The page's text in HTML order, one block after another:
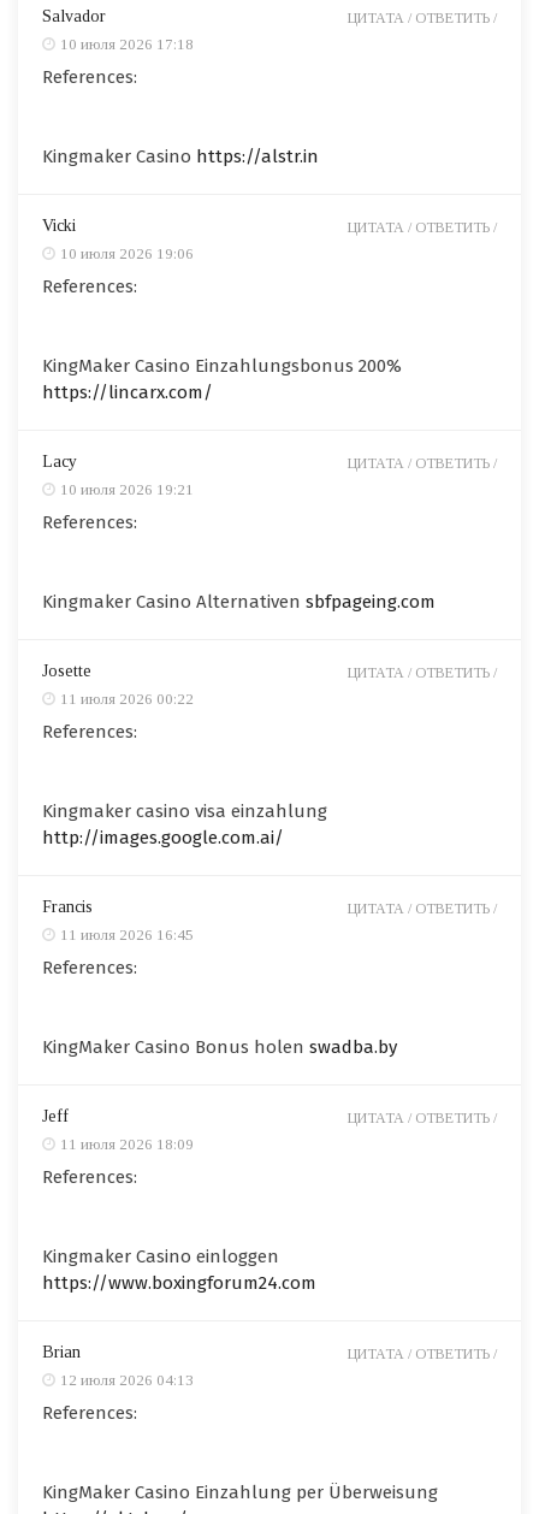
Salvador
10 июля 2026 17:18
References:
Kingmaker Casino https://alstr.in
ЦИТАТА / ОТВЕТИТЬ /
Vicki
10 июля 2026 19:06
References:
KingMaker Casino Einzahlungsbonus 200%
https://lincarx.com/
ЦИТАТА / ОТВЕТИТЬ /
Lacy
10 июля 2026 19:21
References:
Kingmaker Casino Alternativen sbfpageing.com
ЦИТАТА / ОТВЕТИТЬ /
Josette
11 июля 2026 00:22
References:
Kingmaker casino visa einzahlung
http://images.google.com.ai/
ЦИТАТА / ОТВЕТИТЬ /
Francis
11 июля 2026 16:45
References:
KingMaker Casino Bonus holen swadba.by
ЦИТАТА / ОТВЕТИТЬ /
Jeff
11 июля 2026 18:09
References:
Kingmaker Casino einloggen
https://www.boxingforum24.com
ЦИТАТА / ОТВЕТИТЬ /
Brian
12 июля 2026 04:13
References:
KingMaker Casino Einzahlung per Überweisung
ЦИТАТА / ОТВЕТИТЬ /